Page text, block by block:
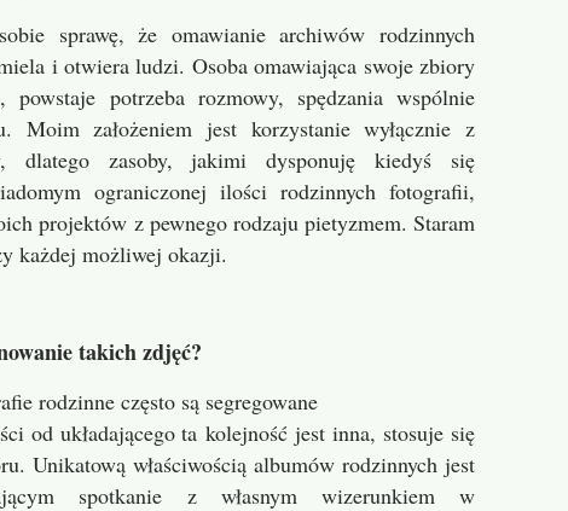
sprawę, że omawianie archiwów rodzinnych
i otwiera ludzi. Osoba omawiająca swoje zbiory
powstaje potrzeba rozmowy, spędzania wspólnie
Moim założeniem jest korzystanie wyłącznie z
dlatego zasoby, jakimi dysponuję kiedyś się
ograniczonej ilości rodzinnych fotografii,
projektów z pewnego rodzaju pietyzmem. Staram
każdej możliwej okazji.
takich zdjęć?
rodzinne często są segregowane
od układającego takolejność jest inna, stosuje się
Unikatową właściwością albumów rodzinnych jest
spotkanie z własnym wizerunkiem w